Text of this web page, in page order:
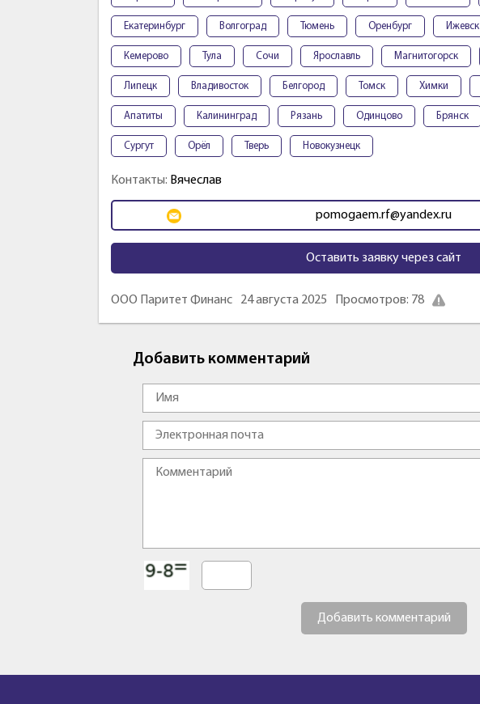
Екатеринбург Волгоград Тюмень Оренбург Ижевск
Кемерово Тула Сочи Ярославль Магнитогорск
Липецк Владивосток Белгород Томск Химки
Апатиты Калининград Рязань Одинцово Брянск
Сургут Орёл Тверь Новокузнецк
Контакты: Вячеслав
pomogaem.rf@yandex.ru
Оставить заявку через сайт
ООО Паритет Финанс 24 августа 2025 Просмотров: 78
Добавить комментарий
Добавить комментарий